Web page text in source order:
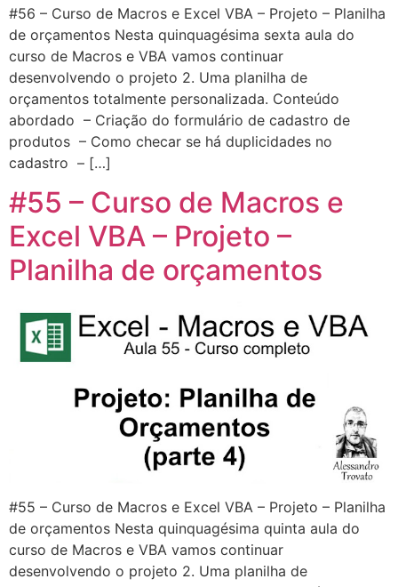
#56 – Curso de Macros e Excel VBA – Projeto – Planilha
de orçamentos Nesta quinquagésima sexta aula do
curso de Macros e VBA vamos continuar
desenvolvendo o projeto 2. Uma planilha de
orçamentos totalmente personalizada. Conteúdo
abordado – Criação do formulário de cadastro de
produtos – Como checar se há duplicidades no
cadastro – […]
#55 – Curso de Macros e
Excel VBA – Projeto –
Planilha de orçamentos
#55 – Curso de Macros e Excel VBA – Projeto – Planilha
de orçamentos Nesta quinquagésima quinta aula do
curso de Macros e VBA vamos continuar
desenvolvendo o projeto 2. Uma planilha de